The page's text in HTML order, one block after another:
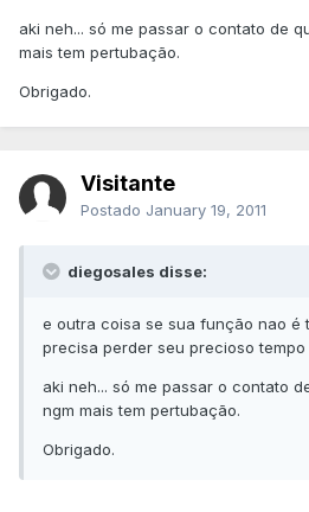
aki neh... só me passar o contato de
mais tem pertubação.
Obrigado.
Visitante
Postado January 19, 2011
diegosales disse:
e outra coisa se sua função nao é
precisa perder seu precioso tempo
aki neh... só me passar o contato
ngm mais tem pertubação.
Obrigado.